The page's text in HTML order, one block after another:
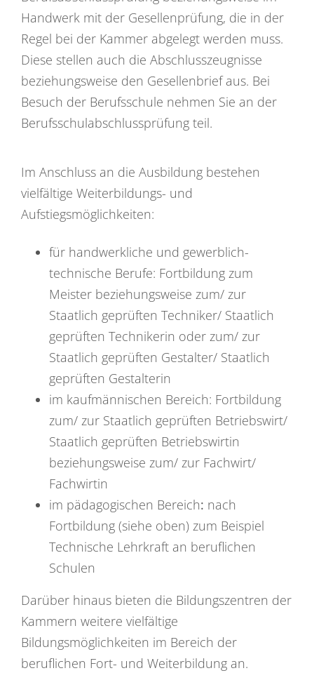
Handwerk mit der Gesellenprüfung, die in der
Regel bei der Kammer abgelegt werden muss.
Diese stellen auch die Abschlusszeugnisse
beziehungsweise den Gesellenbrief aus. Bei
Besuch der Berufsschule nehmen Sie an der
Berufsschulabschlussprüfung teil.
Im Anschluss an die Ausbildung bestehen
vielfältige Weiterbildungs- und
Aufstiegsmöglichkeiten:
für handwerkliche und gewerblich-
technische Berufe: Fortbildung zum
Meister beziehungsweise zum/ zur
Staatlich geprüften Techniker/ Staatlich
geprüften Technikerin oder zum/ zur
Staatlich geprüften Gestalter/ Staatlich
geprüften Gestalterin
im kaufmännischen Bereich: Fortbildung
zum/ zur Staatlich geprüften Betriebswirt/
Staatlich geprüften Betriebswirtin
beziehungsweise zum/ zur Fachwirt/
Fachwirtin
im pädagogischen Bereich: nach
Fortbildung (siehe oben) zum Beispiel
Technische Lehrkraft an beruflichen
Schulen
Darüber hinaus bieten die Bildungszentren der
Kammern weitere vielfältige
Bildungsmöglichkeiten im Bereich der
beruflichen Fort- und Weiterbildung an.